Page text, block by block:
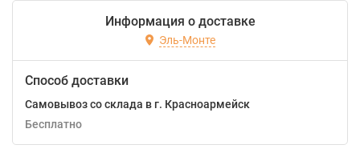
Информация о доставке
Эль-Монте
Способ доставки
Самовывоз со склада в г. Красноармейск
Бесплатно